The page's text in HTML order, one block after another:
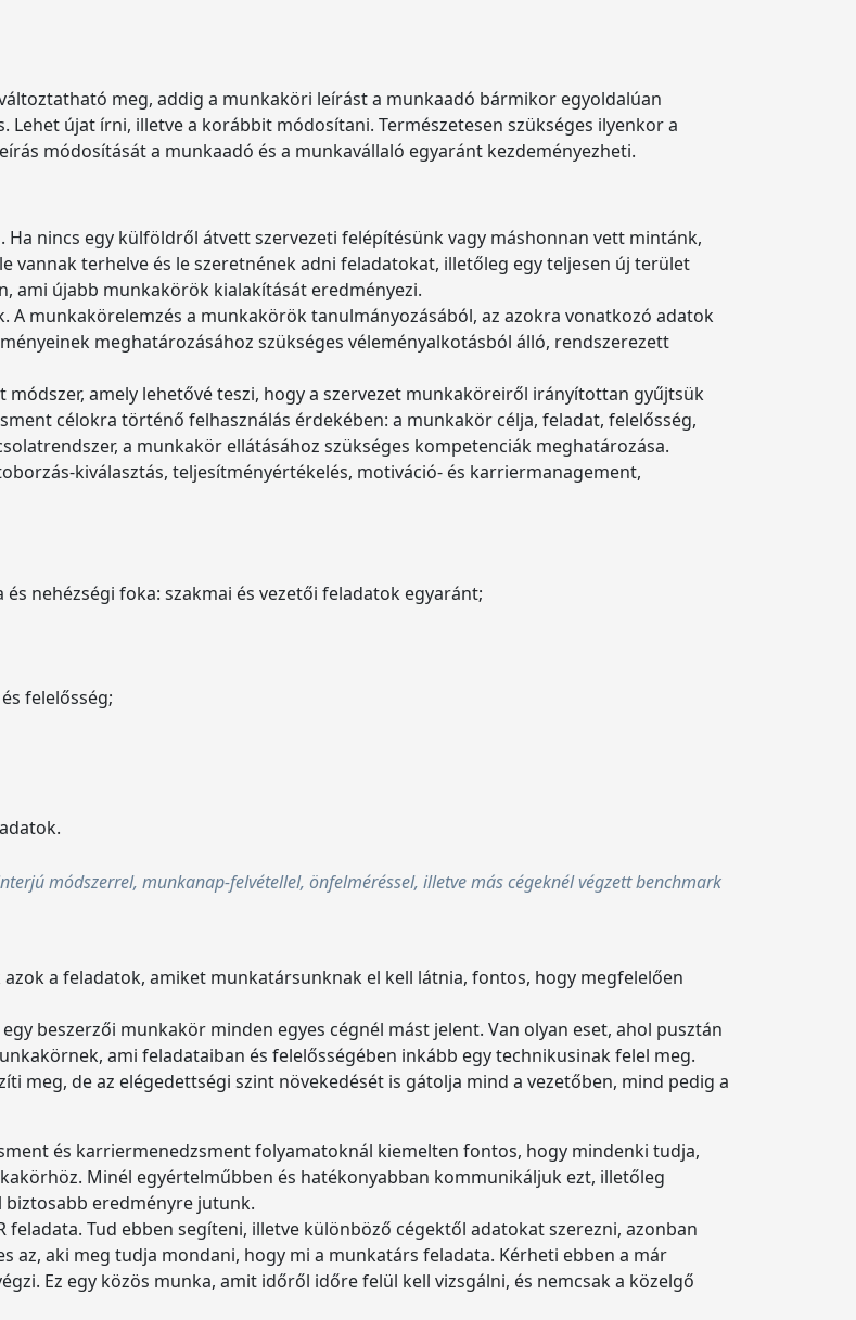
meg, addig a munkaköri leírást a munkaadó bármikor egyoldalúan
újat írni, illetve a korábbit módosítani. Természetesen szükséges ilyenkor a
módosítását a munkaadó és a munkavállaló egyaránt kezdeményezheti.
nincs egy külföldről átvett szervezeti felépítésünk vagy máshonnan vett mintánk,
vannak terhelve és le szeretnének adni feladatokat, illetőleg egy teljesen új terület
ami újabb munkakörök kialakítását eredményezi.
munkakörelemzés a munkakörök tanulmányozásából, az azokra vonatkozó adatok
meghatározásához szükséges véleményalkotásból álló, rendszerezett
amely lehetővé teszi, hogy a szervezet munkaköreiről irányítottan gyűjtsük
célokra történő felhasználás érdekében: a munkakör célja, feladat, felelősség,
a munkakör ellátásához szükséges kompetenciák meghatározása.
kiválasztás, teljesítményértékelés, motiváció- és karriermanagement,
nehézségi foka: szakmai és vezetői feladatok egyaránt;
felelősség;
módszerrel, munkanap-felvétellel, önfelméréssel, illetve más cégeknél végzett benchmark
a feladatok, amiket munkatársunknak el kell látnia, fontos, hogy megfelelően
beszerzői munkakör minden egyes cégnél mást jelent. Van olyan eset, ahol pusztán
ami feladataiban és felelősségében inkább egy technikusinak felel meg.
meg, de az elégedettségi szint növekedését is gátolja mind a vezetőben, mind pedig a
és karriermenedzsment folyamatoknál kiemelten fontos, hogy mindenki tudja,
Minél egyértelműbben és hatékonyabban kommunikáljuk ezt, illetőleg
biztosabb eredményre jutunk.
feladata. Tud ebben segíteni, illetve különböző cégektől adatokat szerezni, azonban
az, aki meg tudja mondani, hogy mi a munkatárs feladata. Kérheti ebben a már
Ez egy közös munka, amit időről időre felül kell vizsgálni, és nemcsak a közelgő